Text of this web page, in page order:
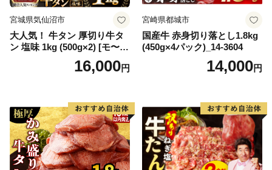
宮城県気仙沼市
大人気！ 牛タン 厚切り牛タ
ン 塩味 1kg (500g×2) [モ〜ラ
ンド 宮城県 気仙沼市 205646
60] 肉 牛肉 精肉 牛たん 牛タ
厚切り タン
16,000円
宮崎県都城市
国産牛 赤身切り落とし1.8kg
(450g×4パック)_14-3604
14,000円